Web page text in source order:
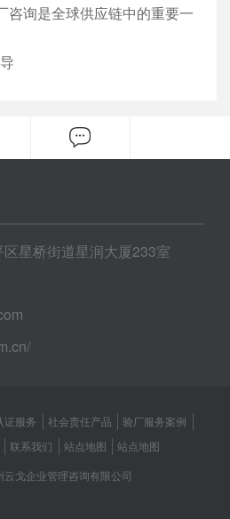
咨询是全球供应链中的重要一
星桥街道星润大厦233室
证服务 社会责任产品
验厂服务案例
联系我们 站点地图
站点地图
云戈企业管理咨询有限公司